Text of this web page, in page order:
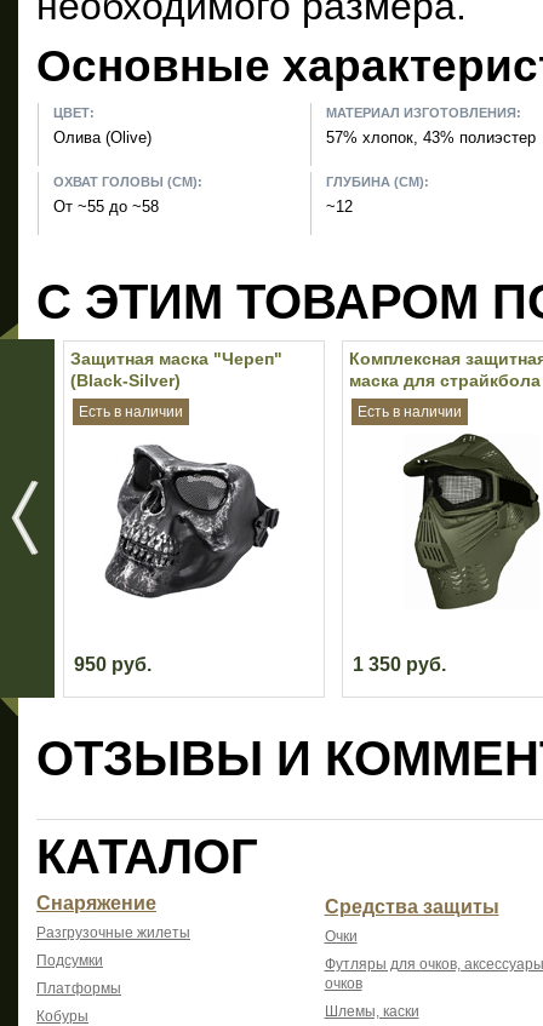
Основные
ЦВЕТ:
Олива (Olive)
МАТЕРИАЛ ИЗГОТОВЛЕНИЯ:
57% хлопок, 43% полиэстер
ОХВАТ ГОЛОВЫ (СМ):
От ~55 до ~58
ГЛУБИНА (СМ):
~12
С ЭТИМ ТОВАРОМ
Защитная маска "Череп"
(Black-Silver)
Есть в наличии
950 руб.
Комплексная
маска для страйкбола
(Olive)
Есть в наличии
1 350 руб.
ОТЗЫВЫ И
КАТАЛОГ
Снаряжение
Разгрузочные жилеты
Подсумки
Платформы
Кобуры
Средства защиты
Очки
Футляры для очков,
очков
Шлемы, каски